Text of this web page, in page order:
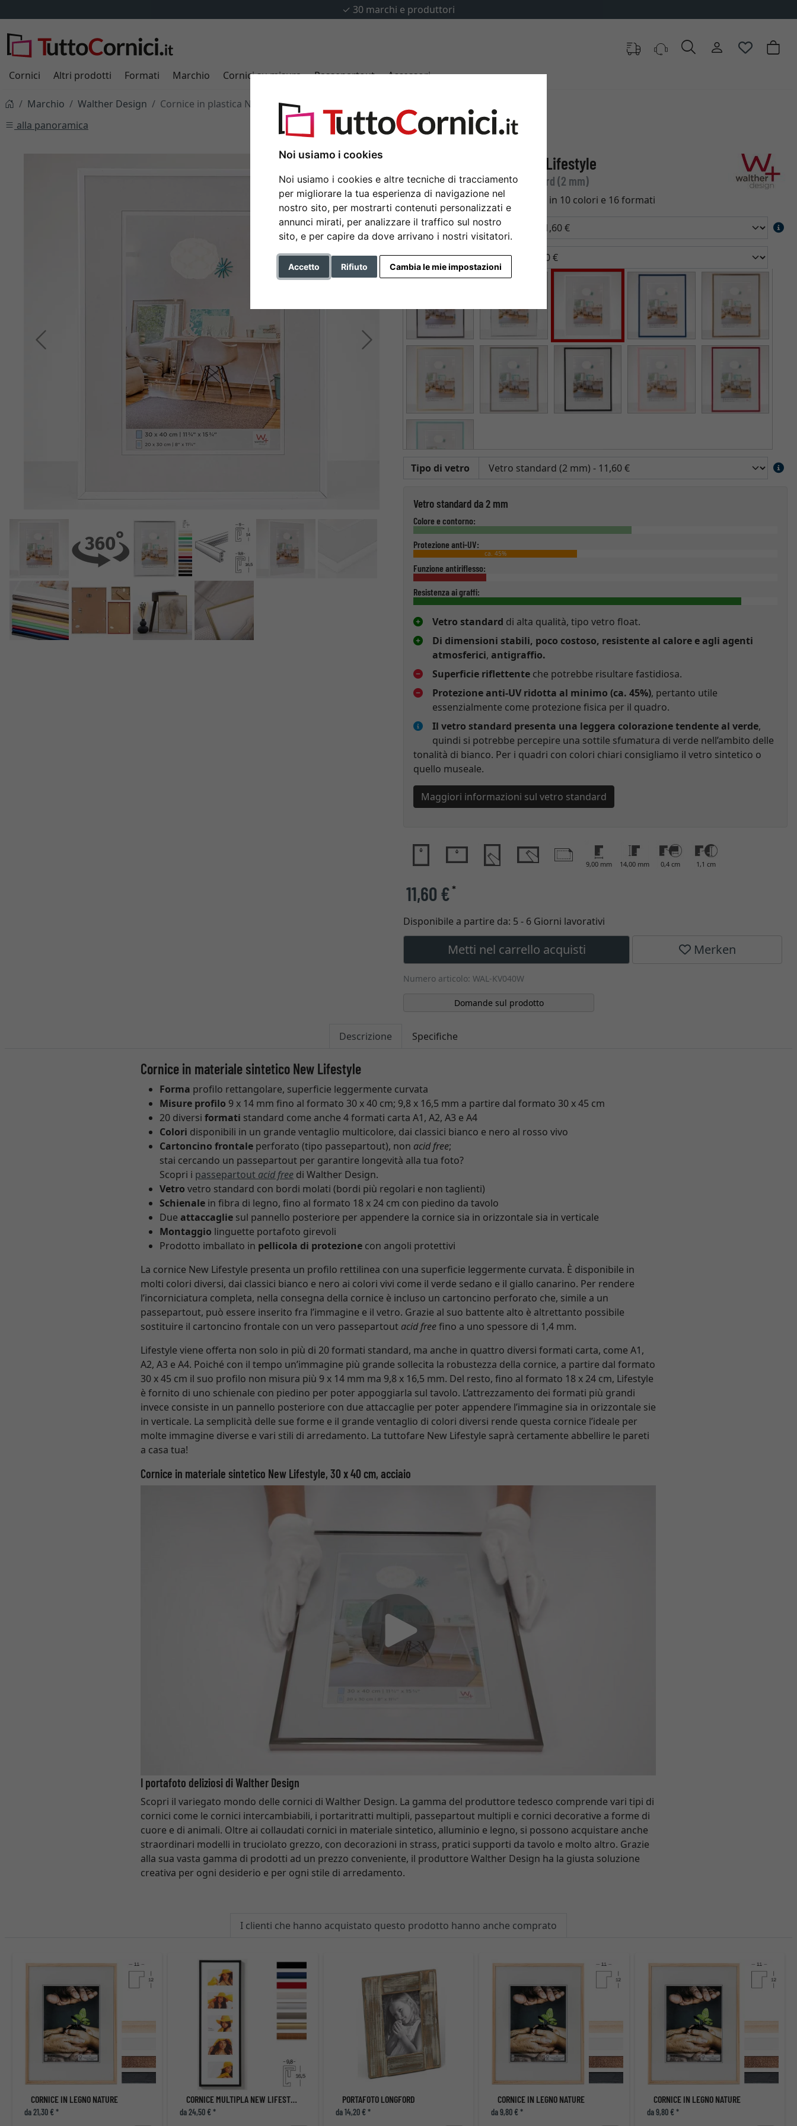
Noi usiamo i cookies
Noi usiamo i cookies e altre tecniche di tracciamento
per migliorare la tua esperienza di navigazione nel
nostro sito, per mostrarti contenuti personalizzati e
annunci mirati, per analizzare il traffico sul nostro
sito, e per capire da dove arrivano i nostri visitatori.
Accetto Rifiuto Cambia le mie impostazioni
✓ 30 marchi e produttori
Cornici Altri prodotti Formati Marchio Cornici su misura Passepartout Accessori
Marchio Walther Design
Cornice in plastica New Lifestyle
alla panoramica
Indietro Avanti
Cornice in plastica New Lifestyle
30x40 cm | bianco | Vetro standard (2 mm)
Cornice New Lifestyle di plastica in 10 colori e 16 formati
Formato
Colore
Tipo di vetro
Vetro standard da 2 mm
Colore e contorno:
Protezione anti-UV:
ca. 45%
Funzione antiriflesso:
Resistenza ai graffi:
Vetro standard di alta qualità, tipo vetro float.
Di dimensioni stabili, poco costoso, resistente al calore e agli agenti
atmosferici, antigraffio.
Superficie riflettente che potrebbe risultare fastidiosa.
Protezione anti-UV ridotta al minimo (ca. 45%), pertanto utile
essenzialmente come protezione fisica per il quadro.
Il vetro standard presenta una leggera colorazione tendente al verde,
quindi si potrebbe percepire una sottile sfumatura di verde nell’ambito delle
tonalità di bianco. Per i quadri con colori chiari consigliamo il vetro sintetico o
quello museale.
Maggiori informazioni sul vetro standard
9,00 mm 14,00 mm 0,4 cm 1,1 cm
11,60 €*
Disponibile a partire da: 5 - 6 Giorni lavorativi
Metti nel carrello acquisti Merken
Numero articolo: WAL-KV040W
Domande sul prodotto
Descrizione Specifiche
Cornice in materiale sintetico New Lifestyle
Forma profilo rettangolare, superficie leggermente curvata
Misure profilo 9 x 14 mm fino al formato 30 x 40 cm; 9,8 x 16,5 mm a partire dal formato 30 x 45 cm
20 diversiformati standard come anche 4 formati carta A1, A2, A3 e A4
Colori disponibili in un grande ventaglio multicolore, dai classici bianco e nero al rosso vivo
Cartoncino frontale perforato (tipo passepartout), non acid free;
stai cercando un passepartout per garantire longevità alla tua foto?
Scopri i passepartout acid free di Walther Design.
Vetro vetro standard con bordi molati (bordi più regolari e non taglienti)
Schienale in fibra di legno, fino al formato 18 x 24 cm con piedino da tavolo
Due attaccaglie sul pannello posteriore per appendere la cornice sia in orizzontale sia in verticale
Montaggio linguette portafoto girevoli
Prodotto imballato in pellicola di protezione con angoli protettivi
La cornice New Lifestyle presenta un profilo rettilinea con una superficie leggermente curvata. È disponibile in
molti colori diversi, dai classici bianco e nero ai colori vivi come il verde sedano e il giallo canarino. Per rendere
l’incorniciatura completa, nella consegna della cornice è incluso un cartoncino perforato che, simile a un
passepartout, può essere inserito fra l’immagine e il vetro. Grazie al suo battente alto è altrettanto possibile
sostituire il cartoncino frontale con un vero passepartout acid freefino a uno spessore di 1,4 mm.
Lifestyle viene offerta non solo in più di 20 formati standard, ma anche in quattro diversi formati carta, come A1,
A2, A3 e A4. Poiché con il tempo un’immagine più grande sollecita la robustezza della cornice, a partire dal formato
30 x 45 cm il suo profilo non misura più 9 x 14 mm ma 9,8 x 16,5 mm. Del resto, fino al formato 18 x 24 cm, Lifestyle
è fornito di uno schienale con piedino per poter appoggiarla sul tavolo. L’attrezzamento dei formati più grandi
invece consiste in un pannello posteriore con due attaccaglie per poter appendere l’immagine sia in orizzontale sie
in verticale. La semplicità delle sue forme e il grande ventaglio di colori diversi rende questa cornice l’ideale per
molte immagine diverse e vari stili di arredamento. La tuttofare New Lifestyle saprà certamente abbellire le pareti
a casa tua!
Cornice in materiale sintetico New Lifestyle, 30 x 40 cm, acciaio
I portafoto deliziosi di Walther Design
Scopri il variegato mondo delle cornici di Walther Design. La gamma del produttore tedesco comprende vari tipi di
cornici come le cornici intercambiabili, i portaritratti multipli, passepartout multipli e cornici decorative a forme di
cuore e di animali. Oltre ai collaudati cornici in materiale sintetico, alluminio e legno, si possono acquistare anche
straordinari modelli in truciolato grezzo, con decorazioni in strass, pratici supporti da tavolo e molto altro. Grazie
alla sua vasta gamma di prodotti ad un prezzo conveniente, il produttore Walther Design ha la giusta soluzione
creativa per ogni desiderio e per ogni stile di arredamento.
I clienti che hanno acquistato questo prodotto hanno anche comprato
CORNICE IN LEGNO NATURE
da 21,30 € *
CORNICE MULTIPLA NEW LIFESTYLE PER 5 FOTO
da 24,50 € *
PORTAFOTO LONGFORD
da 14,20 € *
CORNICE IN LEGNO NATURE
da 9,80 € *
CORNICE IN LEGNO NATURE
da 9,80 € *